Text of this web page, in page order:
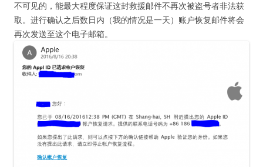
不可见的，能最大程度保证这封救援邮件不再次被盗号者非法获
取。进行确认之后数日内（我的情况是一天）账户恢复邮件将会
再次发送至这个电子邮箱。